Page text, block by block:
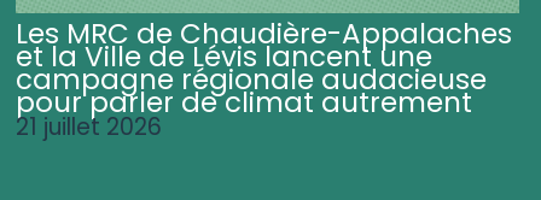
Les MRC de Chaudière-Appalaches
et la Ville de Lévis lancent une
campagne régionale audacieuse
pour parler de climat autrement
21 juillet 2026